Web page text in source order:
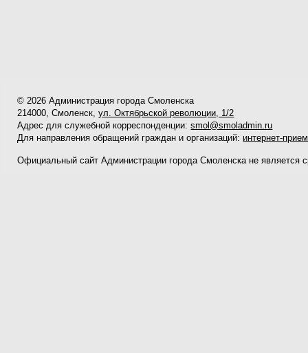
© 2026 Администрация города Смоленска
214000, Смоленск,ул. Октябрьской революции, 1/2
Адрес для служебной корреспонденции:smol@smoladmin.ru
Для направления обращений граждан и организаций: интернет-
Официальный сайт Администрации города Смоленска не является